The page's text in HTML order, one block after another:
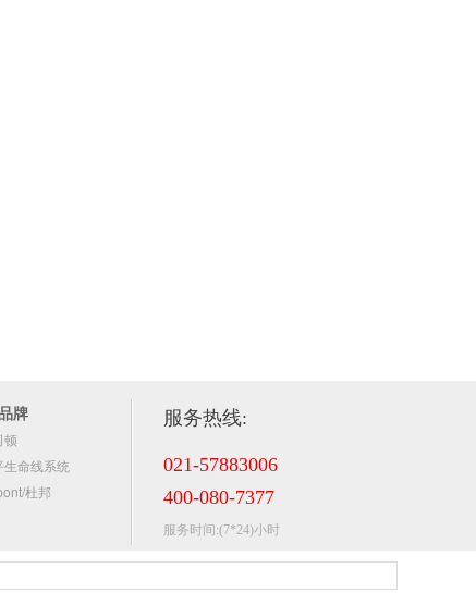
牌
顿
生命线系统
杜邦
服务热线:
021-57883006
400-080-7377
服务时间:(7*24)小时